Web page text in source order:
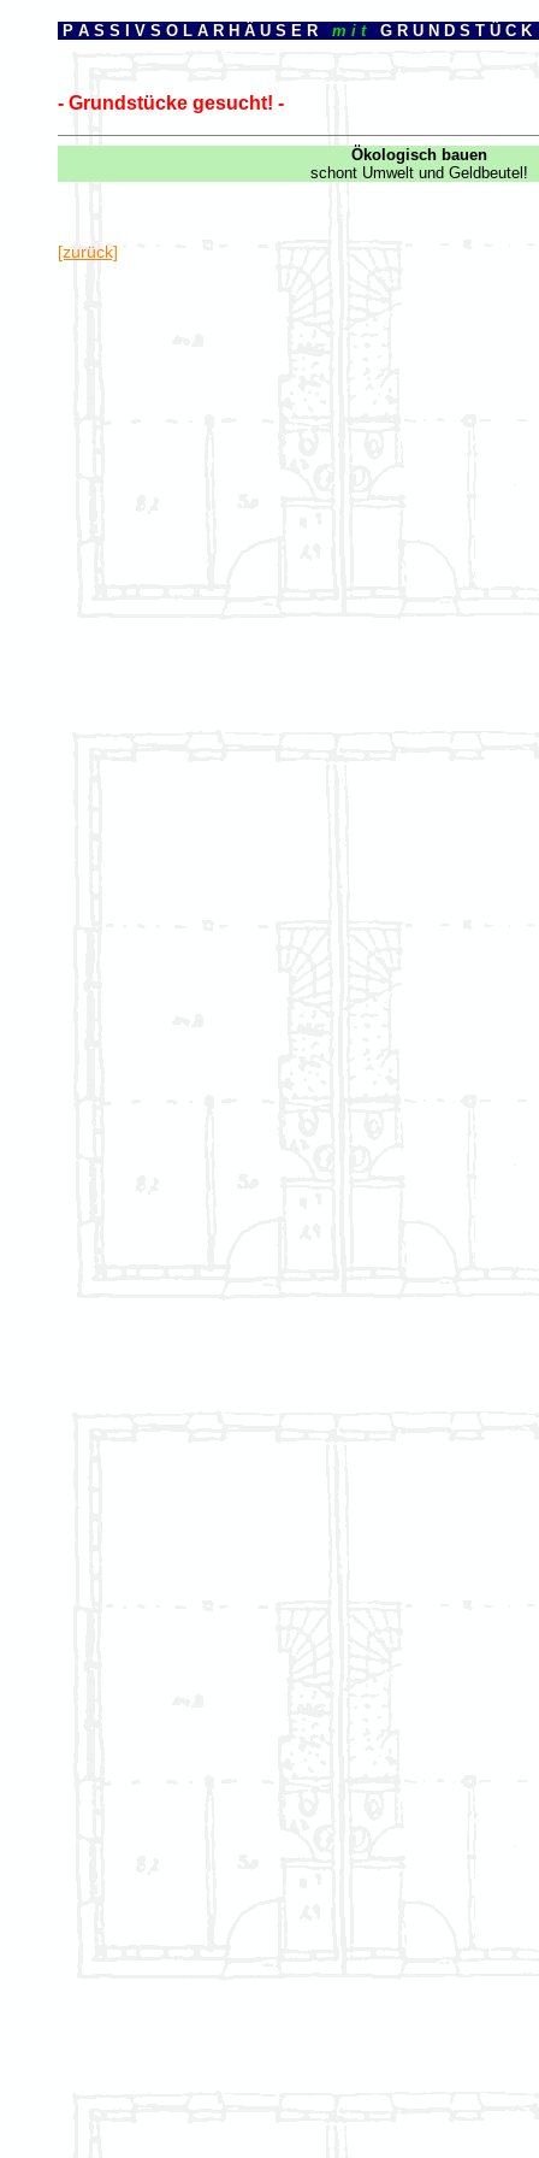
P A S S I V S O L A R H Ä U S E R m i tG R U N D S T Ü C K
- Grundstücke gesucht! -
Ökologisch bauen
schont Umwelt und Geldbeutel!
[zurück]